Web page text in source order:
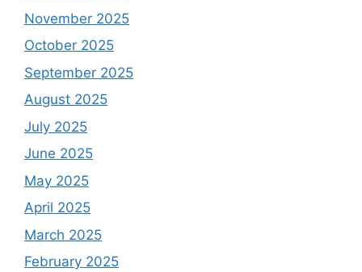
November 2025
October 2025
September 2025
August 2025
July 2025
June 2025
May 2025
April 2025
March 2025
February 2025